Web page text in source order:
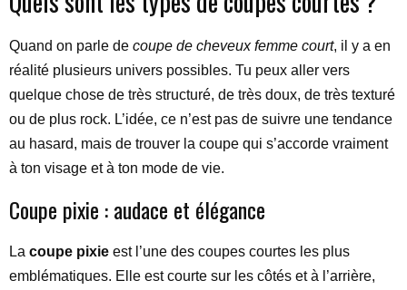
Quand on parle de coupe de cheveux femme court, il y a en
réalité plusieurs univers possibles. Tu peux aller vers
quelque chose de très structuré, de très doux, de très texturé
ou de plus rock. L’idée, ce n’est pas de suivre une tendance
au hasard, mais de trouver la coupe qui s’accorde vraiment
à ton visage et à ton mode de vie.
Coupe pixie : audace et élégance
La coupe pixie est l’une des coupes courtes les plus
emblématiques. Elle est courte sur les côtés et à l’arrière,